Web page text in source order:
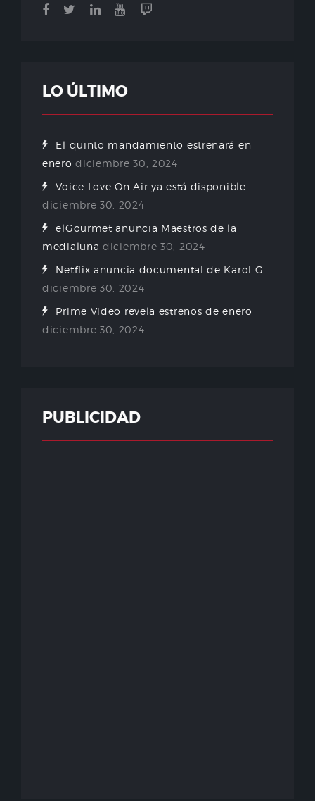
LO ÚLTIMO
El quinto mandamiento estrenará en
enero diciembre 30, 2024
Voice Love On Air ya está disponible
diciembre 30, 2024
elGourmet anuncia Maestros de la
medialuna diciembre 30, 2024
Netflix anuncia documental de Karol G
diciembre 30, 2024
Prime Video revela estrenos de enero
diciembre 30, 2024
PUBLICIDAD